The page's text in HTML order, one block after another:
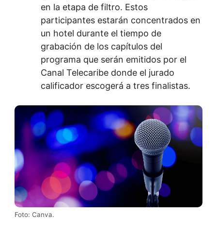
en la etapa de filtro. Estos
participantes estarán concentrados en
un hotel durante el tiempo de
grabación de los capítulos del
programa que serán emitidos por el
Canal Telecaribe donde el jurado
calificador escogerá a tres finalistas.
Foto: Canva.